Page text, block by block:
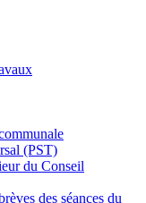
(PST)
du Conseil
des séances du